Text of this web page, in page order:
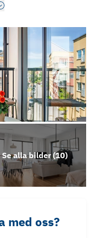
Se alla bilder (10)
med oss?